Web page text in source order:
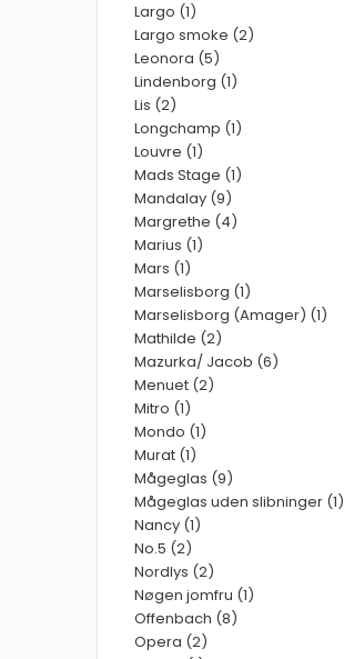
Largo (1)
Largo smoke (2)
Leonora (5)
Lindenborg (1)
Lis (2)
Longchamp (1)
Louvre (1)
Mads Stage (1)
Mandalay (9)
Margrethe (4)
Marius (1)
Mars (1)
Marselisborg (1)
Marselisborg (Amager) (1)
Mathilde (2)
Mazurka/ Jacob (6)
Menuet (2)
Mitro (1)
Mondo (1)
Murat (1)
Mågeglas (9)
Mågeglas uden slibninger (1)
Nancy (1)
No.5 (2)
Nordlys (2)
Nøgen jomfru (1)
Offenbach (8)
Opera (2)